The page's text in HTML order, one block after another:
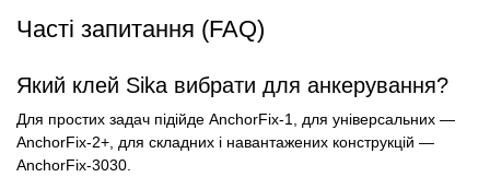
Часті запитання (FAQ)
Який клей Sika вибрати для анкерування?
Для простих задач підійде AnchorFix-1, для універсальних —
AnchorFix-2+, для складних і навантажених конструкцій —
AnchorFix-3030.